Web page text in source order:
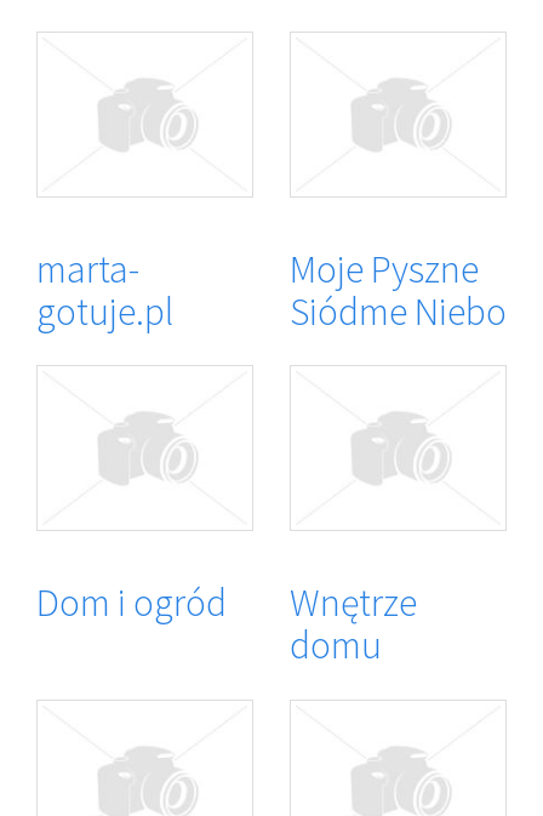
marta-
gotuje.pl
Moje Pyszne
Siódme Niebo
Dom i ogród
Wnętrze
domu